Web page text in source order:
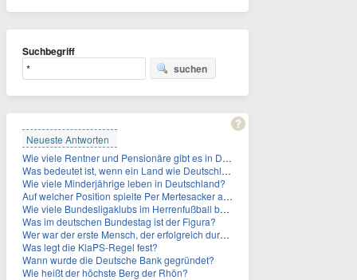
Suchbegriff
suchen
Neueste Antworten
Wie viele Rentner und Pensionäre gibt es in Deutschland aktuell?
Was bedeutet ist, wenn ein Land wie Deutschland ein Demographieproblem hat?
Wie viele Minderjährige leben in Deutschland?
Auf welcher Position spielte Per Mertesacker als Fußballer?
Wie viele Bundesligaklubs im Herrenfußball befinden sich in NRW?
Was im deutschen Bundestag ist der Figura?
Wer war der erste Mensch, der erfolgreich durch den Ärmelkanal schwamm?
Was legt die KlaPS-Regel fest?
Wann wurde die Deutsche Bank gegründet?
Wie heißt der höchste Berg der Rhön?